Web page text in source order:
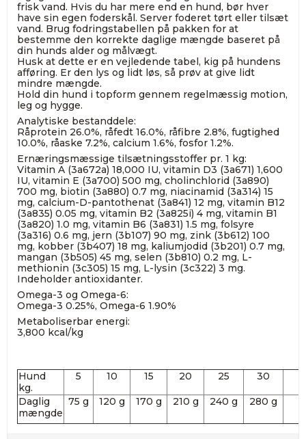
frisk vand. Hvis du har mere end en hund, bør hver
have sin egen foderskål. Server foderet tørt eller tilsæt
vand. Brug fodringstabellen på pakken for at
bestemme den korrekte daglige mængde baseret på
din hunds alder og målvægt.
Husk at dette er en vejledende tabel, kig på hundens
afføring. Er den lys og lidt løs, så prøv at give lidt
mindre mængde.
Hold din hund i topform gennem regelmæssig motion,
leg og hygge.
Analytiske bestanddele:
Råprotein 26.0%, råfedt 16.0%, råfibre 2.8%, fugtighed
10.0%, råaske 7.2%, calcium 1.6%, fosfor 1.2%.
Ernæringsmæssige tilsætningsstoffer pr. 1 kg:
Vitamin A (3a672a) 18,000 IU, vitamin D3 (3a671) 1,600
IU, vitamin E (3a700) 500 mg, cholinchlorid (3a890)
700 mg, biotin (3a880) 0.7 mg, niacinamid (3a314) 15
mg, calcium-D-pantothenat (3a841) 12 mg, vitamin B12
(3a835) 0.05 mg, vitamin B2 (3a825i) 4 mg, vitamin B1
(3a820) 1.0 mg, vitamin B6 (3a831) 1.5 mg, folsyre
(3a316) 0.6 mg, jern (3b107) 90 mg, zink (3b612) 100
mg, kobber (3b407) 18 mg, kaliumjodid (3b201) 0.7 mg,
mangan (3b505) 45 mg, selen (3b810) 0.2 mg, L-
methionin (3c305) 15 mg, L-lysin (3c322) 3 mg.
Indeholder antioxidanter.
Omega-3 og Omega-6:
Omega-3 0.25%, Omega-6 1.90%
Metaboliserbar energi:
3,800 kcal/kg
Hund
kg.
5 10 15 20 25 30
Daglig
mængde
75 g 120 g 170 g 210 g 240 g
280 g